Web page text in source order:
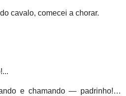
cavalo, comecei a chorar.
e chamando — padrinho!…